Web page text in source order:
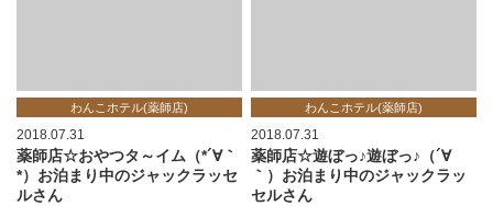
わんこホテル(薬師店)
2018.07.31
薬師店☆おやつタ～イム（*´∀｀
*）お泊まり中のジャックラッセ
ルさん
わんこホテル(薬師店)
2018.07.31
薬師店☆遊ぼっ♪遊ぼっ♪（´∀
｀）お泊まり中のジャックラッ
セルさん